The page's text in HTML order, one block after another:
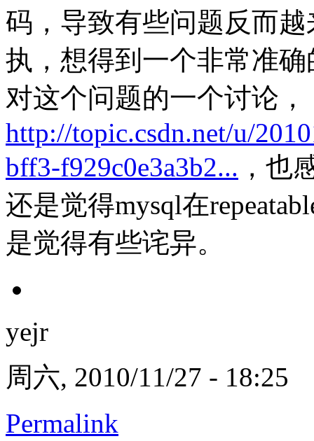
码，导致有些问题反而
执，想得到一个非常准
对这个问题的一个讨论，
http://topic.csdn.net/u/
bff3-f929c0e3a3b2... ，也
还是觉得mysql在
是觉得有些诧异。
yejr
周六, 2010/11/27 - 18:25
Permalink